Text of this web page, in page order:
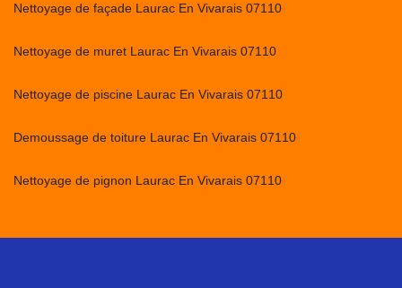
Nettoyage de façade Laurac En Vivarais 07110
Nettoyage de muret Laurac En Vivarais 07110
Nettoyage de piscine Laurac En Vivarais 07110
Demoussage de toiture Laurac En Vivarais 07110
Nettoyage de pignon Laurac En Vivarais 07110